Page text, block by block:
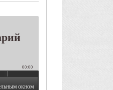
00:00
окном